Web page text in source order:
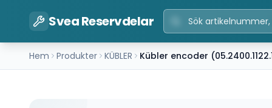
Svea Reservdelar
Hem Produkter KÜBLER Kübler encoder